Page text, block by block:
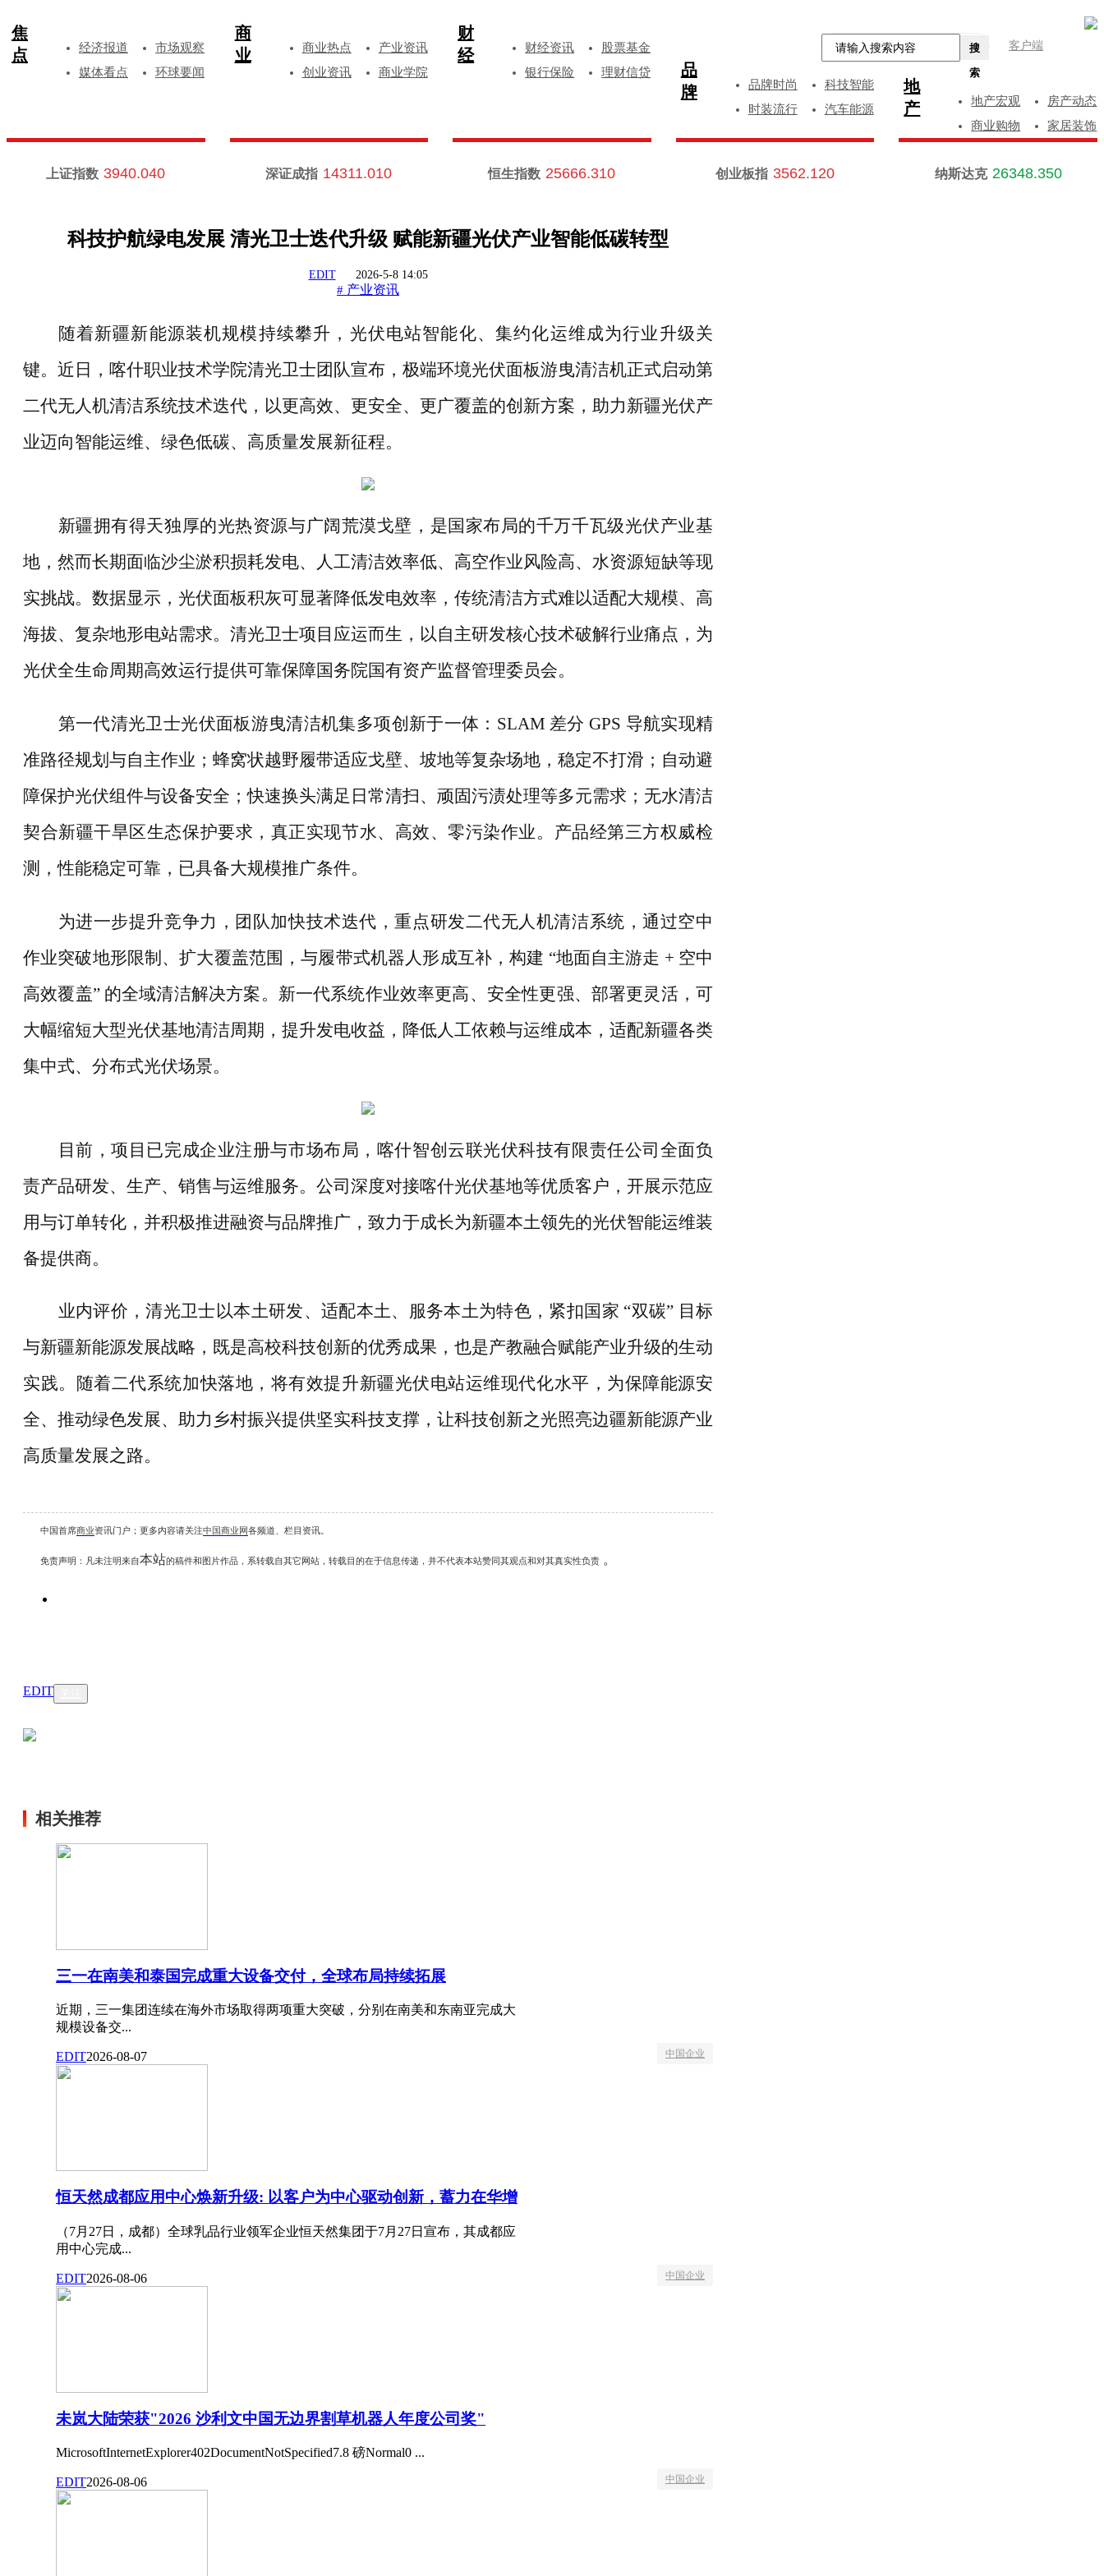
客户端
搜
索
焦
点
经济报道
市场观察
媒体看点
环球要闻
商
业
商业热点
产业资讯
创业资讯
商业学院
财
经
财经资讯
股票基金
银行保险
理财信贷
品
牌
品牌时尚
科技智能
时装流行
汽车能源
地
产
地产宏观
房产动态
商业购物
家居装饰
上证指数 3940.040 深证成指 14311.010 恒生指数 25666.310 创业板指 3562.120 纳斯达克 26348.350
科技护航绿电发展 清光卫士迭代升级 赋能新疆光伏产业智能低碳转型
EDIT 2026-5-8 14:05
# 产业资讯
随着新疆新能源装机规模持续攀升，光伏电站智能化、集约化运维成为行业升级关
键。近日，喀什职业技术学院清光卫士团队宣布，极端环境光伏面板游曳清洁机正式启动第
二代无人机清洁系统技术迭代，以更高效、更安全、更广覆盖的创新方案，助力新疆光伏产
业迈向智能运维、绿色低碳、高质量发展新征程。
新疆拥有得天独厚的光热资源与广阔荒漠戈壁，是国家布局的千万千瓦级光伏产业基
地，然而长期面临沙尘淤积损耗发电、人工清洁效率低、高空作业风险高、水资源短缺等现
实挑战。数据显示，光伏面板积灰可显著降低发电效率，传统清洁方式难以适配大规模、高
海拔、复杂地形电站需求。清光卫士项目应运而生，以自主研发核心技术破解行业痛点，为
光伏全生命周期高效运行提供可靠保障国务院国有资产监督管理委员会。
第一代清光卫士光伏面板游曳清洁机集多项创新于一体： SLAM 差分 GPS 导航实现精
准路径规划与自主作业；蜂窝状越野履带适应戈壁、坡地等复杂场地，稳定不打滑；自动避
障保护光伏组件与设备安全；快速换头满足日常清扫、顽固污渍处理等多元需求；无水清洁
契合新疆干旱区生态保护要求，真正实现节水、高效、零污染作业。产品经第三方权威检
测，性能稳定可靠，已具备大规模推广条件。
为进一步提升竞争力，团队加快技术迭代，重点研发二代无人机清洁系统，通过空中
作业突破地形限制、扩大覆盖范围，与履带式机器人形成互补，构建 “地面自主游走 + 空中
高效覆盖” 的全域清洁解决方案。新一代系统作业效率更高、安全性更强、部署更灵活，可
大幅缩短大型光伏基地清洁周期，提升发电收益，降低人工依赖与运维成本，适配新疆各类
集中式、分布式光伏场景。
目前，项目已完成企业注册与市场布局，喀什智创云联光伏科技有限责任公司全面负
责产品研发、生产、销售与运维服务。公司深度对接喀什光伏基地等优质客户，开展示范应
用与订单转化，并积极推进融资与品牌推广，致力于成长为新疆本土领先的光伏智能运维装
备提供商。
业内评价，清光卫士以本土研发、适配本土、服务本土为特色，紧扣国家 “双碳” 目标
与新疆新能源发展战略，既是高校科技创新的优秀成果，也是产教融合赋能产业升级的生动
实践。随着二代系统加快落地，将有效提升新疆光伏电站运维现代化水平，为保障能源安
全、推动绿色发展、助力乡村振兴提供坚实科技支撑，让科技创新之光照亮边疆新能源产业
高质量发展之路。
中国首席商业资讯门户；更多内容请关注中国商业网各频道、栏目资讯
免责声明：凡未注明来自本站的稿件和图片作品，系转载自其它网站，转载目的在于信息传递，并不代表本站赞同其观点和对其真实性负责 。
EDIT
相关推荐
三一在南美和泰国完成重大设备交付，全球布局持续拓展
近期，三一集团连续在海外市场取得两项重大突破，分别在南美和东南亚完成大
规模设备交...
EDIT2026-08-07 中国企业
恒天然成都应用中心焕新升级: 以客户为中心驱动创新，蓄力在华增
（7月27日，成都）全球乳品行业领军企业恒天然集团于7月27日宣布，其成都应
用中心完成...
EDIT2026-08-06 中国企业
未岚大陆荣获"2026 沙利文中国无边界割草机器人年度公司奖"
MicrosoftInternetExplorer402DocumentNotSpecified7.8 磅Normal0 ...
EDIT2026-08-06 中国企业